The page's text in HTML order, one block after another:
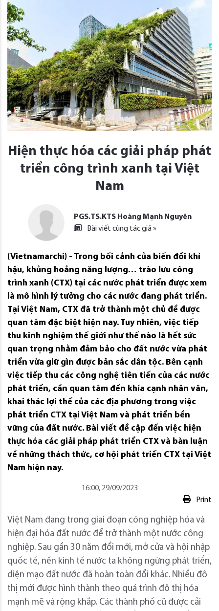
Hiện thực hóa các giải pháp phát
triển công trình xanh tại Việt
Nam
PGS.TS.KTS Hoàng Mạnh Nguyên
Bài viết cùng tác giả »
(Vietnamarchi) - Trong bối cảnh của biến đổi khí
hậu, khủng hoảng năng lượng… trào lưu công
trình xanh (CTX) tại các nước phát triển được xem
là mô hình lý tưởng cho các nước đang phát triển.
Tại Việt Nam, CTX đã trở thành một chủ đề được
quan tâm đặc biệt hiện nay. Tuy nhiên, việc tiếp
thu kinh nghiệm thế giới như thế nào là hết sức
quan trọng nhằm đảm bảo cho đất nước vừa phát
triển vừa giữ gìn được bản sắc dân tộc. Bên cạnh
việc tiếp thu các công nghệ tiên tiến của các nước
phát triển, cần quan tâm đến khía cạnh nhân văn,
khai thác lợi thế của các địa phương trong việc
phát triển CTX tại Việt Nam và phát triển bền
vững của đất nước. Bài viết đề cập đến việc hiện
thực hóa các giải pháp phát triển CTX và bàn luận
về những thách thức, cơ hội phát triển CTX tại Việt
Nam hiện nay.
16:00, 29/09/2023
Print
Việt Nam đang trong giai đoạn công nghiệp hóa và
hiện đại hóa đất nước để trở thành một nước công
nghiệp. Sau gần 30 năm đổi mới, mở cửa và hội nhập
quốc tế, nền kinh tế nước ta không ngừng phát triển,
diện mạo đất nước đã hoàn toàn đổi khác. Nhiều đô
thị mới được hình thành theo quá trình đô thị hóa
mạnh mẽ và rộng khắp. Các thành phố cũ được cải